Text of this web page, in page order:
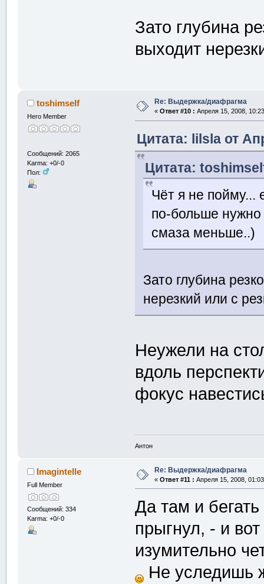
Зато глубина
выходит
toshimself
Hero Member
Сообщений: 2065
Karma: +0/-0
Пол:
Re: Выдержка/диафрагма
« Ответ #10 : Апреля 15, 2008,
Цитата: lilsla от
Цитата:
Чёт я не пойму...
по-больше
смаза меньше..)
Зато глубина
нерезкий или с
Неужели на
вдоль
фокус
Антон
Imagintelle
Full Member
Сообщений: 334
Karma: +0/-0
Re: Выдержка/диафрагма
« Ответ #11 : Апреля 15, 2008,
Да там и
прыгнул, - и
изумительно
Не уследишь